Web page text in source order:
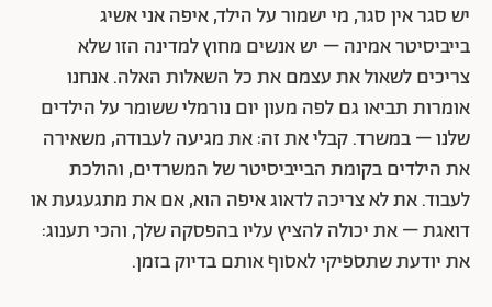
יש סגר אין סגר, מי ישמור על הילד, איפה אני אשיג
בייביסיטר אמינה – יש אנשים מחוץ למדינה הזו שלא
צריכים לשאול את עצמם את כל השאלות האלה. אנחנו
אומרות תביאו גם לפה מעון יום נורמלי ששומר על הילדים
שלנו – במשרד. קבלי את זה: את מגיעה לעבודה, משאירה
את הילדים בקומת הבייביסיטר של המשרדים, והולכת
לעבוד. את לא צריכה לדאוג איפה הוא, אם את מתגעגעת או
דואגת – את יכולה להציץ עליו בהפסקה שלך, והכי תענוג:
את יודעת שתספיקי לאסוף אותם בדיוק בזמן.